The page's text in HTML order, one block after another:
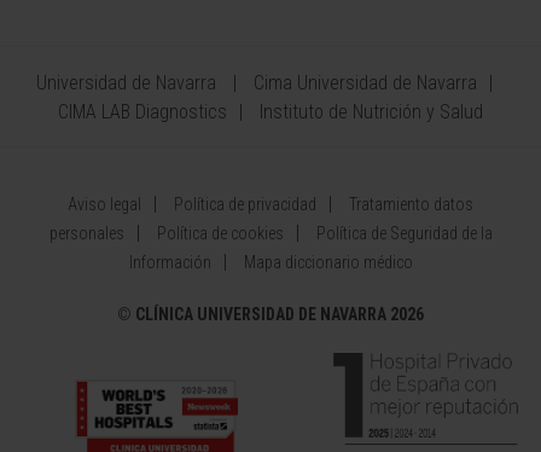
Universidad de Navarra
Cima Universidad de Navarra
CIMA LAB Diagnostics
Instituto de Nutrición y Salud
Aviso legal Política de privacidad
Tratamiento datos
personales
Política de cookies
Política de Seguridad de la
Información
Mapa diccionario médico
© CLÍNICA UNIVERSIDAD DE NAVARRA 2026